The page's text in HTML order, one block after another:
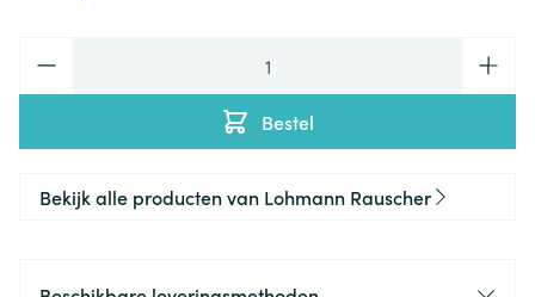
Bestel
Bekijk alle producten van Lohmann Rauscher